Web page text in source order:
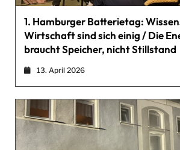
1. Hamburger Batterietag:
Wirtschaft sind sich einig / Die
braucht Speicher, nicht Stillstand
13. April 2026